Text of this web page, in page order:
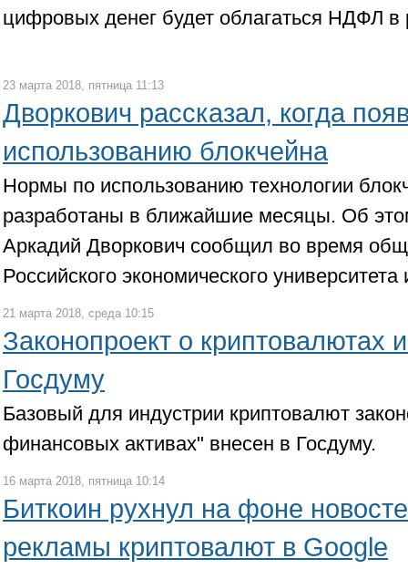
цифровых денег будет облагаться НДФЛ в
23 марта 2018, пятница 11:13
Дворкович рассказал, когда
использованию блокчейна
Нормы по использованию технологии
разработаны в ближайшие месяцы. Об
Аркадий Дворкович сообщил во время
Российского экономического
21 марта 2018, среда 10:15
Законопроект о криптовалютах
Госдуму
Базовый для индустрии криптовалют
финансовых активах" внесен в Госдуму.
16 марта 2018, пятница 10:14
Биткоин рухнул на фоне
рекламы криптовалют в Google